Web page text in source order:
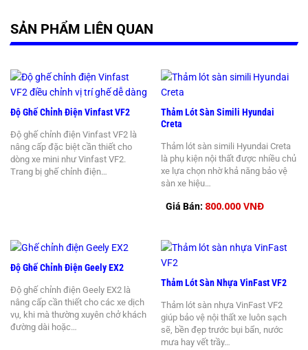
SẢN PHẨM LIÊN QUAN
Độ Ghế Chỉnh Điện Vinfast VF2
Độ ghế chỉnh điện Vinfast VF2 là
nâng cấp đặc biệt cần thiết cho
dòng xe mini như Vinfast VF2.
Trang bị ghế chỉnh điện…
Thảm Lót Sàn Simili Hyundai
Creta
Thảm lót sàn simili Hyundai Creta
là phụ kiện nội thất được nhiều chủ
xe lựa chọn nhờ khả năng bảo vệ
sàn xe hiệu…
Giá Bán: 800.000 VNĐ
Độ Ghế Chỉnh Điện Geely EX2
Độ ghế chỉnh điện Geely EX2 là
nâng cấp cần thiết cho các xe dịch
vụ, khi mà thường xuyên chở khách
đường dài hoặc…
Thảm Lót Sàn Nhựa VinFast VF2
Thảm lót sàn nhựa VinFast VF2
giúp bảo vệ nội thất xe luôn sạch
sẽ, bền đẹp trước bụi bẩn, nước
mưa hay vết trầy…